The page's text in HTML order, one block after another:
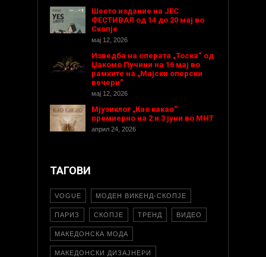
Шесто издание на ЈЕС
ФЕСТИВАЛ од 14 до 20 мај во
Скопје
мај 12, 2026
Изведба на операта „Тоска“ од
Џакомо Пучини на 16 мај во
рамките на „Мајски оперски
вечери“
мај 12, 2026
Мјузиклот „Као какао“
премиерно на 2 и 3 јуни во МНТ
април 24, 2026
ТАГОВИ
VOGUE МОДЕН ВИКЕНД-СКОПЈЕ
ПАРИЗ СКОПЈЕ ТРЕНД ВИДЕО
МАКЕДОНСКА МОДА
МАКЕДОНСКИ ДИЗАЈНЕРИ